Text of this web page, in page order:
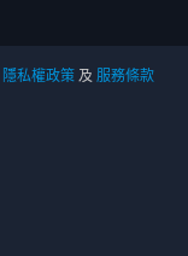
隱私權政策 及 服務條款